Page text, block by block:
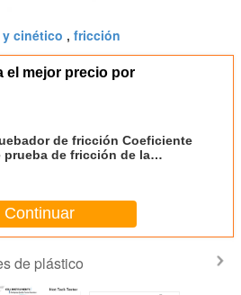
cinético , fricción
el mejor precio por
de fricción Coeficiente
prueba de fricción de la
Continuar
de plástico